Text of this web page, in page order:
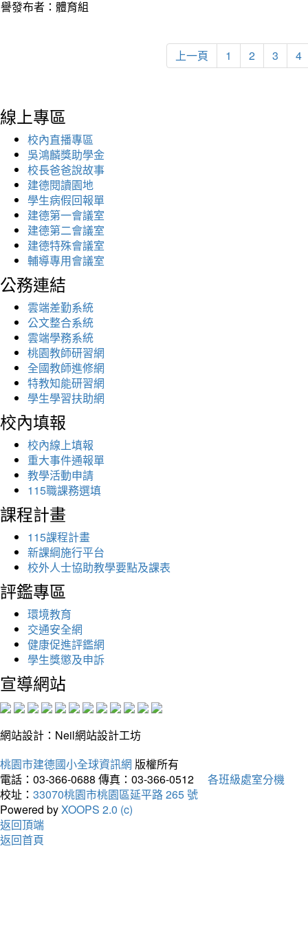
發布者：體育組
上一頁 1 2 3 4
線上專區
校內直播專區
吳鴻麟獎助學金
校長爸爸說故事
建德閱讀園地
學生病假回報單
建德第一會議室
建德第二會議室
建德特殊會議室
輔導專用會議室
公務連結
雲端差勤系統
公文整合系統
雲端學務系統
桃園教師研習網
全國教師進修網
特教知能研習網
學生學習扶助網
校內填報
校內線上填報
重大事件通報單
教學活動申請
115職課務選填
課程計畫
115課程計畫
新課綱施行平台
校外人士協助教學要點及課表
評鑑專區
環境教育
交通安全網
健康促進評鑑網
學生獎懲及申訴
宣導網站
網站設計：Neil網站設計工坊
桃園市建德國小全球資訊網 版權所有
電話：03-366-0688 傳真：03-366-0512
各班級處室分機
校址： 33070桃園市桃園區延平路 265 號
Powered byXOOPS 2.0 (c)
返回頂端
返回首頁